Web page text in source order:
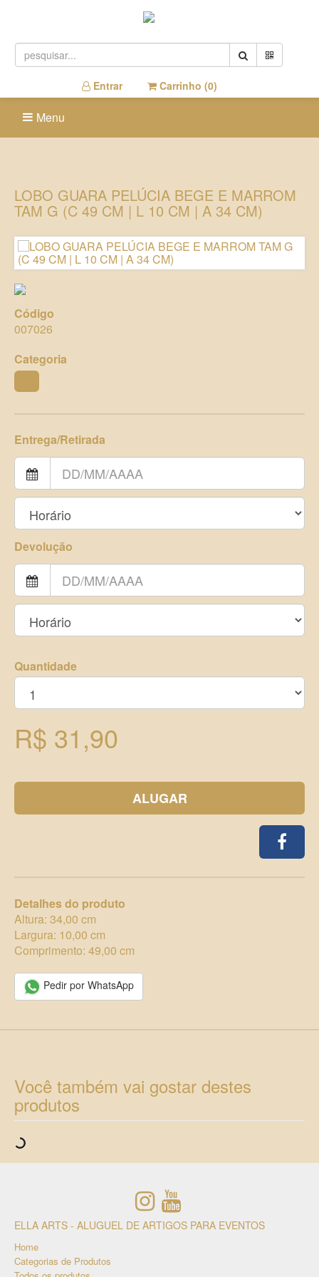
Entrar Carrinho (0)
Menu
LOBO GUARA PELÚCIA BEGE E MARROM
TAM G (C 49 CM | L 10 CM | A 34 CM)
Código
007026
Categoria
Entrega/Retirada
Devolução
Quantidade
R$ 31,90
ALUGAR
Detalhes do produto
Altura: 34,00 cm
Largura: 10,00 cm
Comprimento: 49,00 cm
Pedir por WhatsApp
Você também vai gostar destes
produtos
ELLA ARTS - ALUGUEL DE ARTIGOS PARA EVENTOS
Home
Categorias de Produtos